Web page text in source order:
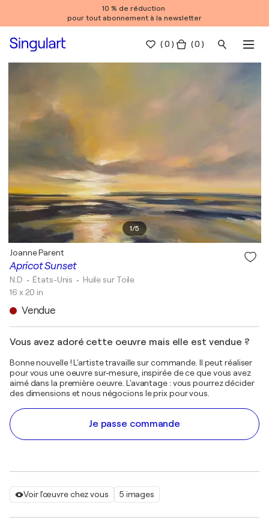
10 % de réduction
pour tout abonnement à la newsletter
(0 ) ( 0 )
1/5
Voir l'œuvre chez vous 5 images
Apricot Sunset
Joanne Parent
N.D • États-Unis • Huile sur Toile
16 x 20 in
Vendue
Vous avez adoré cette oeuvre mais elle est vendue ?
Bonne nouvelle ! L'artiste travaille sur commande. Il peut réaliser
pour vous une oeuvre sur-mesure, inspirée de ce que vous avez
aimé dans la première oeuvre. L'avantage : vous pourrez décider
des dimensions et nous négocions le prix pour vous.
Je passe commande